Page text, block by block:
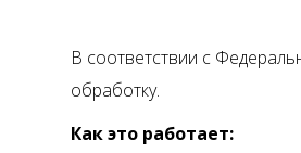
В соответствии с
обработку.
Как это работает: